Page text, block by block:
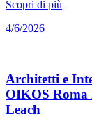
Scopri di più
4/6/2026
Architetti e
OIKOS Roma
Leach